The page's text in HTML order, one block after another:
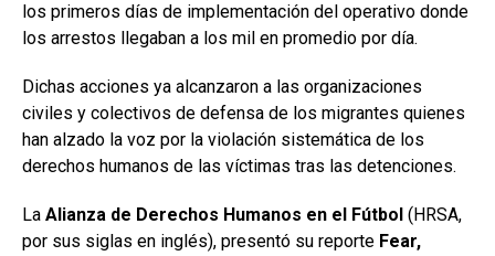
los primeros días de implementación del operativo donde
los arrestos llegaban a los mil en promedio por día.
Dichas acciones ya alcanzaron a las organizaciones
civiles y colectivos de defensa de los migrantes quienes
han alzado la voz por la violación sistemática de los
derechos humanos de las víctimas tras las detenciones.
La Alianza de Derechos Humanos en el Fútbol (HRSA,
por sus siglas en inglés), presentó su reporte Fear,